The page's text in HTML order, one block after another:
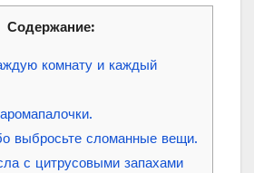
Содержание:
комнату и каждый
выбросьте сломанные вещи.
с цитрусовыми запахами